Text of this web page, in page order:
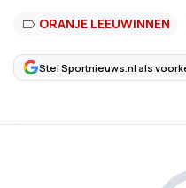
ORANJE LEEUWINNEN
Stel Sportnieuws.nl als